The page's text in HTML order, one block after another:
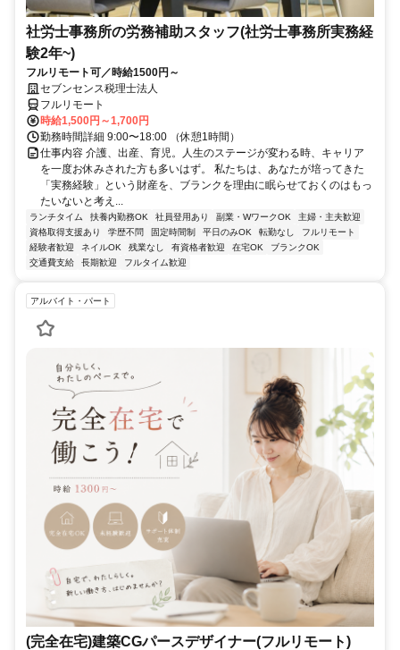
社労士事務所の労務補助スタッフ(社労士事務所実務経
験2年~)
フルリモート可／時給1500円～
セブンセンス税理士法人
フルリモート
時給1,500円～1,700円
勤務時間詳細 9:00〜18:00 （休憩1時間）
仕事内容 介護、出産、育児。人生のステージが変わる時、キャリア
を一度お休みされた方も多いはず。 私たちは、あなたが培ってきた
「実務経験」という財産を、ブランクを理由に眠らせておくのはもっ
たいないと考え...
ランチタイム 扶養内勤務OK 社員登用あり 副業・WワークOK
主婦・主夫歓迎
資格取得支援あり
学歴不問 固定時間制 平日のみOK 転勤なし
フルリモート
経験者歓迎
ネイルOK 残業なし 有資格者歓迎 在宅OK
ブランクOK
交通費支給
長期歓迎 フルタイム歓迎
アルバイト・パート
(完全在宅)建築CGパースデザイナー(フルリモート)